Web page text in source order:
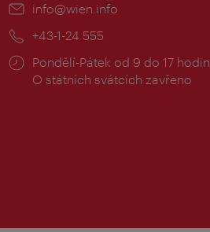
E-
info@wien.info
Telefon:
+43-1-24 555
Provozní
doba:
Pondělí-Pátek od 9 do 17 hodin
O státních svátcích zavřeno